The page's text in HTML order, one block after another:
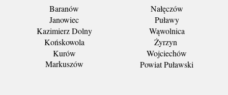
Baranów
Janowiec
Kazimierz Dolny
Końskowola
Kurów
Markuszów
Nałęczów
Puławy
Wąwolnica
Żyrzyn
Wojciechów
Powiat Puławski